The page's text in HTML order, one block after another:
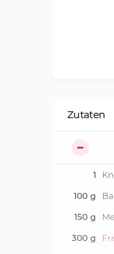
Zutaten
1
100 g
150 g
300 g